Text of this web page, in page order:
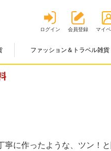
ログイン 会員登録 マイ
ファッション＆トラベル雑貨
寧に作ったような、ツン！